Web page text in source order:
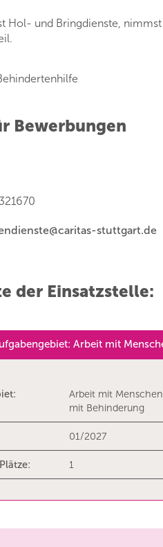
Hol- und Bringdienste,
Bewerbungen
@caritas-stuttgart.de
der Einsatzstelle:
Arbeit mit
Arbeit mit Menschen
mit Behinderung
01/2027
1